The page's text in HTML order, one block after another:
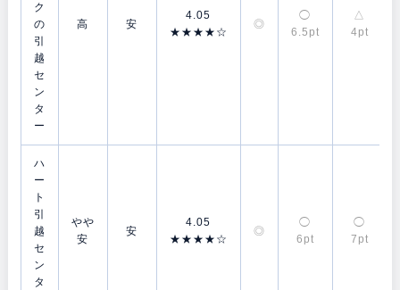
ク
の
引
越
セ
ン
タ
ー
高 安
4.05
★★★★☆
◎
◯
6.5pt
△
4pt
ハ
ー
ト
引
越
セ
ン
タ
やや
安
安
4.05
★★★★☆
◎
◯
6pt
◯
7pt